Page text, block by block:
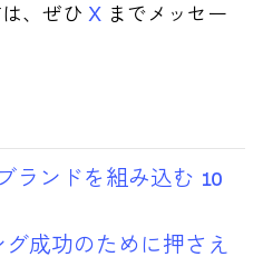
、ぜひ X までメッセー
ランドを組み込む 10
成功のために押さえ